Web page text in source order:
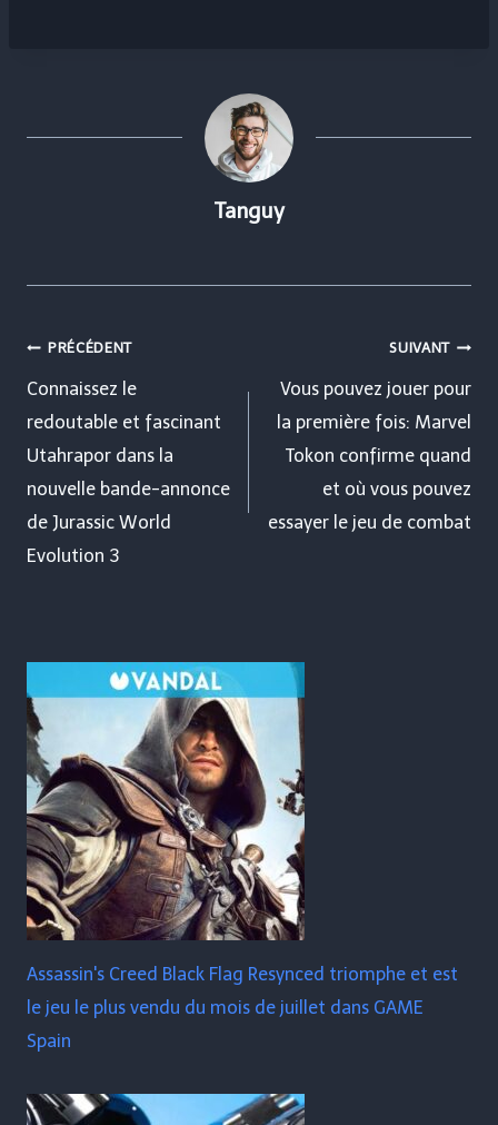
Tanguy
Navigation
de
l’article
PRÉCÉDENT
Connaissez le
redoutable et fascinant
Utahrapor dans la
nouvelle bande-annonce
de Jurassic World
Evolution 3
SUIVANT
Vous pouvez jouer pour
la première fois: Marvel
Tokon confirme quand
et où vous pouvez
essayer le jeu de combat
Assassin's Creed Black Flag Resynced triomphe et est
le jeu le plus vendu du mois de juillet dans GAME
Spain